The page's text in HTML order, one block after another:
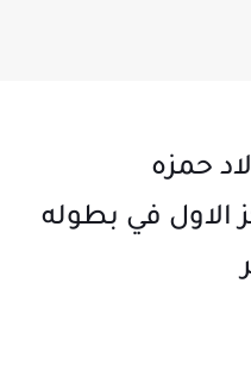
حمزه
الاول في بطوله